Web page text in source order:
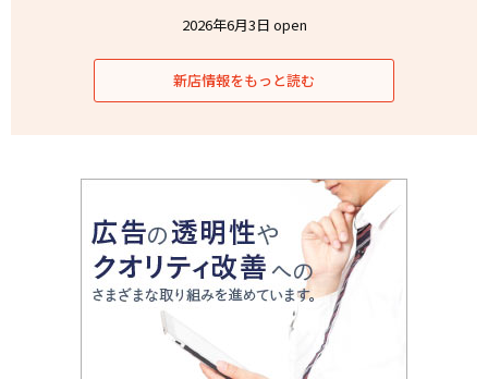
2026年6月3日 open
新店情報をもっと読む